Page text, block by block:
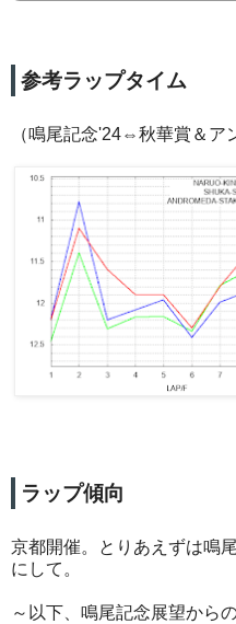
参考ラップタイム
（鳴尾記念'24⇔秋華賞＆ア
ラップ傾向
京都開催。とりあえずは鳴
にして。
～以下、鳴尾記念展望から